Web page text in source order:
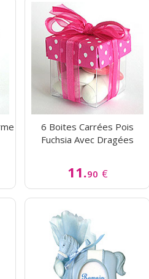
6 Boites Carrées Pois
Fuchsia Avec Dragées
11.90 €